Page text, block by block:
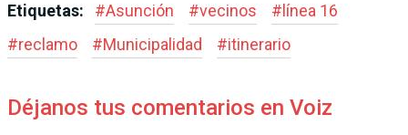
Etiquetas: #Asunción #vecinos # línea 16
#reclamo #Municipalidad #itinerario
Déjanos tus comentarios en Voiz